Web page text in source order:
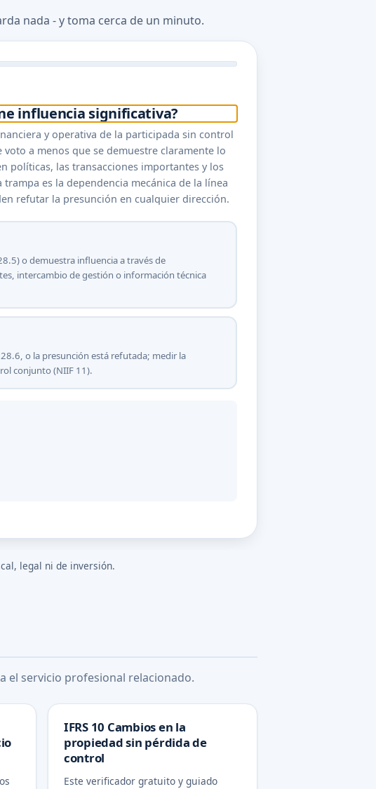
nada - y toma cerca de un minuto.
influencia significativa?
y operativa de la participada sin control
a menos que se demuestre claramente lo
políticas, las transacciones importantes y los
es la dependencia mecánica de la línea
refutar la presunción en cualquier dirección.
o demuestra influencia a través de
intercambio de gestión o información técnica
o la presunción está refutada; medir la
conjunto (NIIF 11).
legal ni de inversión.
el servicio profesional relacionado.
IFRS 10 Cambios en la
propiedad sin pérdida de
control
Este verificador gratuito y guiado